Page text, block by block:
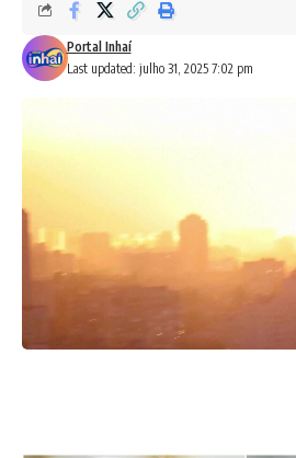
Last updated: julho 31, 2025 7:02 pm
Portal Inhaí